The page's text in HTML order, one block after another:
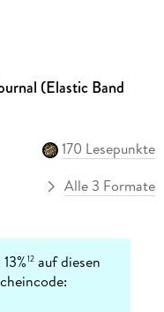
(Elastic Band
170 Lesepunkte
Alle 3 Formate
12 auf diesen